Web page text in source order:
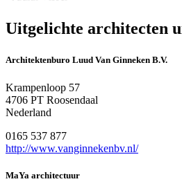
Uitgelichte architecten
Architektenburo Luud Van Ginneken B.V.
Krampenloop 57
4706 PT Roosendaal
Nederland
0165 537 877
http://www.vanginnekenbv.nl/
MaYa architectuur